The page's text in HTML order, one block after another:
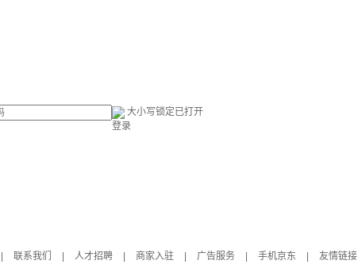
大小写锁定已打开
登录
联系我们 人才招聘 商家入驻 广告服务 手机京东 友情链接